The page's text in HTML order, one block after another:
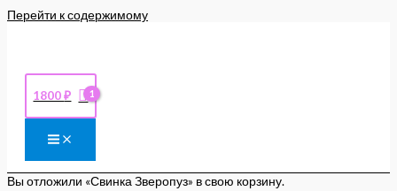
Перейти к содержимому
1800₽
Вы отложили «Свинка Зверопуз» в свою корзину.